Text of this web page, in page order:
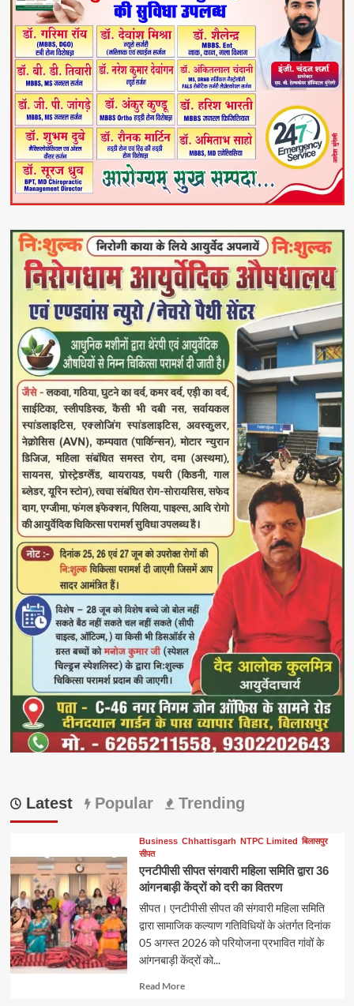
Latest Popular Trending
Business Chhattisgarh NTPC Limited बिलासपुर
सीपत
एनटीपीसी सीपत संगवारी महिला समिति द्वारा 36
आंगनबाड़ी केंद्रों को दरी का वितरण
सीपत। एनटीपीसी सीपत की संगवारी महिला समिति
द्वारा सामाजिक कल्याण गतिविधियों के अंतर्गत दिनांक
05 अगस्त 2026 को परियोजना प्रभावित गांवों के
आंगनबाड़ी केंद्रों को...
Read MoreRead